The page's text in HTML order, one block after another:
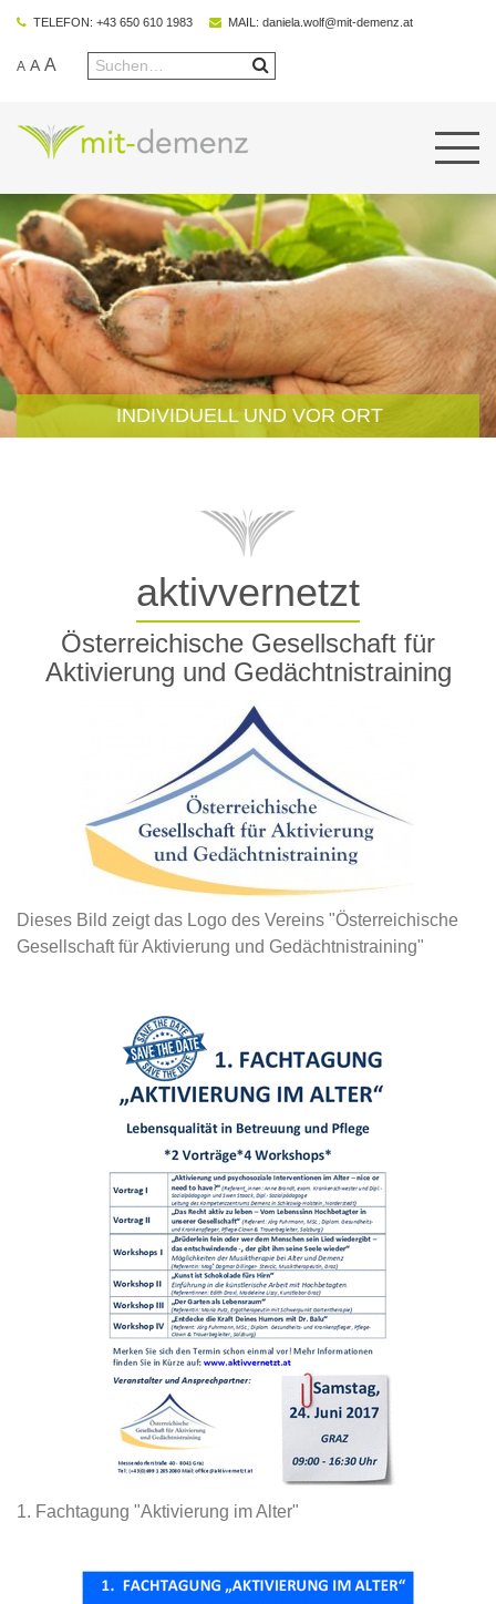
TELEFON: +43 650 610 1983 MAIL: daniela.wolf@mit-demenz.at
A A A
INDIVIDUELL UND VOR ORT
aktivvernetzt
Österreichische Gesellschaft für
Aktivierung und Gedächtnistraining
Dieses Bild zeigt das Logo des Vereins "Österreichische
Gesellschaft für Aktivierung und Gedächtnistraining"
1. Fachtagung "Aktivierung im Alter"